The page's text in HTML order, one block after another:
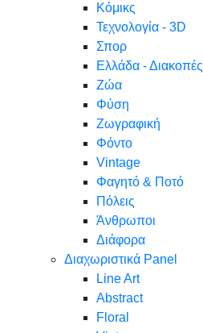
Κόμικς
Τεχνολογία - 3D
Σπορ
Ελλάδα - Διακοπές
Ζώα
Φύση
Ζωγραφική
Φόντο
Vintage
Φαγητό & Ποτό
Πόλεις
Άνθρωποι
Διάφορα
Διαχωριστικά Panel
Line Art
Abstract
Floral